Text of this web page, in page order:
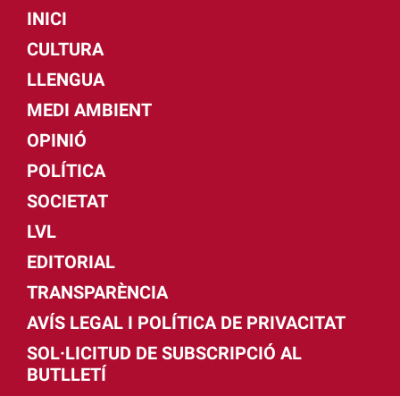
INICI
CULTURA
LLENGUA
MEDI AMBIENT
OPINIÓ
POLÍTICA
SOCIETAT
LVL
EDITORIAL
TRANSPARÈNCIA
AVÍS LEGAL I POLÍTICA DE PRIVACITAT
SOL·LICITUD DE SUBSCRIPCIÓ AL
BUTLLETÍ